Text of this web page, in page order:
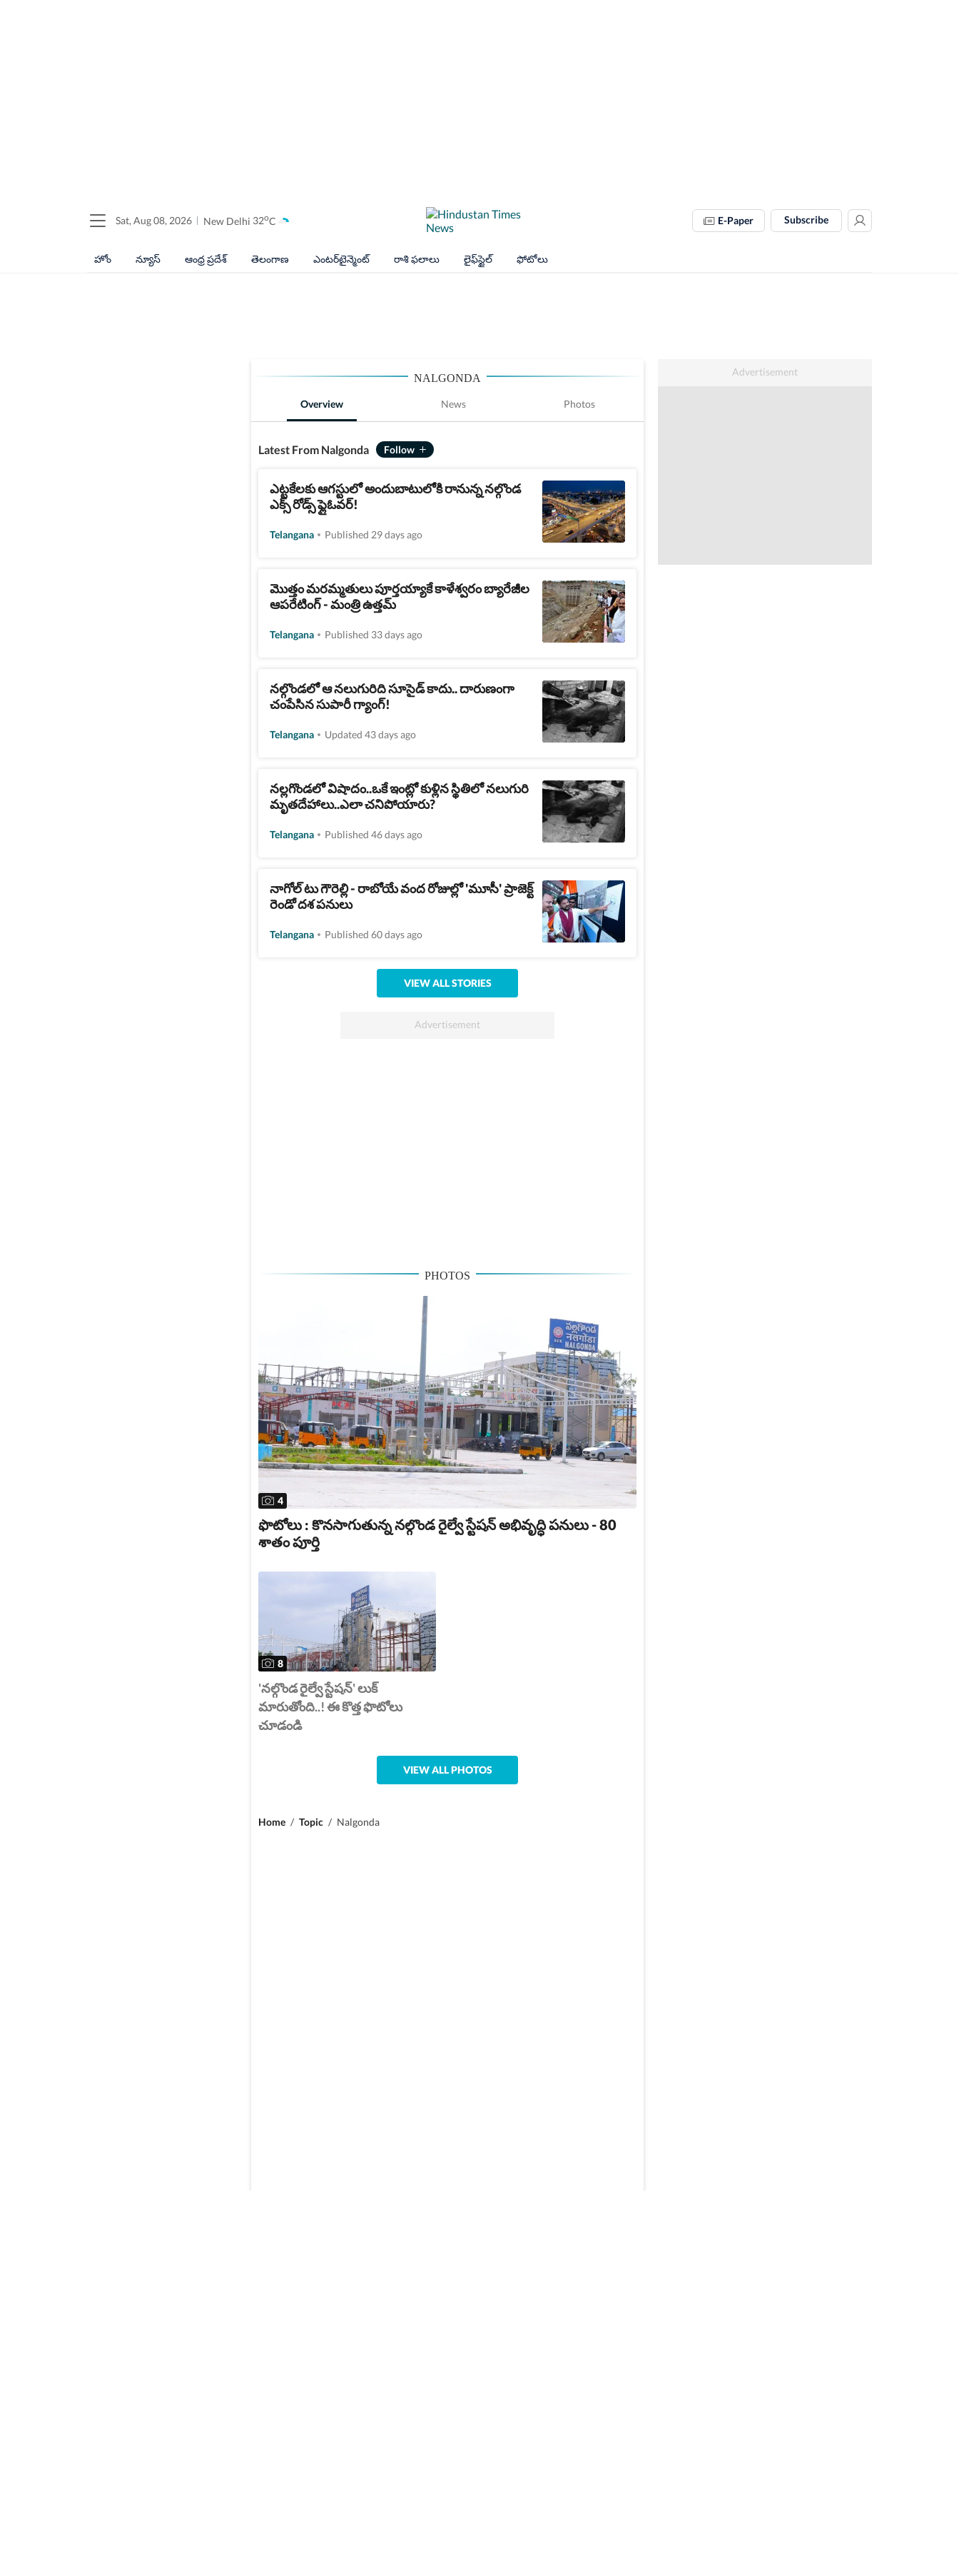
Sat, Aug 08, 2026 New Delhi 32oC E-Paper Subscribe
హోం న్యూస్ ఆంధ్ర ప్రదేశ్ తెలంగాణ ఎంటర్‌టైన్మెంట్ రాశి ఫలాలు లైఫ్‌స్టైల్ ఫోటోలు
NALGONDA
Overview News Photos
Latest From Nalgonda
ఎట్టకేలకు ఆగస్టులో అందుబాటులోకి రానున్న నల్గొండ
ఎక్స్ రోడ్స్ ఫ్లైఓవర్!
Telangana Published 29 days ago
మొత్తం మరమ్మతులు పూర్తయ్యాకే కాళేశ్వరం బ్యారేజీల
ఆపరేటింగ్ - మంత్రి ఉత్తమ్
Telangana Published 33 days ago
నల్గొండలో ఆ నలుగురిది సూసైడ్ కాదు.. దారుణంగా
చంపేసిన సుపారీ గ్యాంగ్!
Telangana Updated 43 days ago
నల్లగొండలో విషాదం..ఒకే ఇంట్లో కుళ్లిన స్థితిలో నలుగురి
మృతదేహాలు..ఎలా చనిపోయారు?
Telangana Published 46 days ago
నాగోల్ టు గౌరెల్లి - రాబోయే వంద రోజుల్లో 'మూసీ' ప్రాజెక్ట్
రెండో దశ పనులు
Telangana Published 60 days ago
VIEW ALL STORIES
PHOTOS
4
ఫొటోలు : కొనసాగుతున్న నల్గొండ రైల్వే స్టేషన్ అభివృద్ధి పనులు - 80
శాతం పూర్తి
8
'నల్గొండ రైల్వే స్టేషన్' లుక్
మారుతోంది..! ఈ కొత్త ఫొటోలు
చూడండి
VIEW ALL PHOTOS
Home / Topic / Nalgonda